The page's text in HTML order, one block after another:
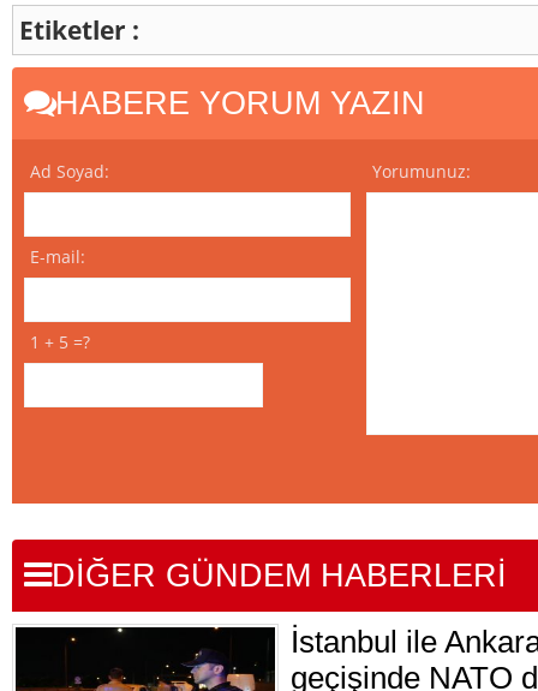
Etiketler :
HABERE YORUM YAZIN
Ad Soyad:
E-mail:
1 + 5 =?
Yorumunuz:
DİĞER GÜNDEM HABERLERİ
İstanbul ile
geçişinde NATO